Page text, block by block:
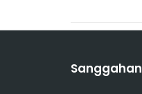
Sanggahan